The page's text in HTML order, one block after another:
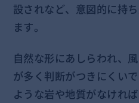
設されなど、意図的に持
ます。
自然な形にあしらわれ、
が多く判断がつきにくい
ような岩や地質がなけれ